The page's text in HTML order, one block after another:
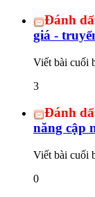
Đánh
giá -
Viết bài cuối
3
Đánh
năng cập
Viết bài cuối
0